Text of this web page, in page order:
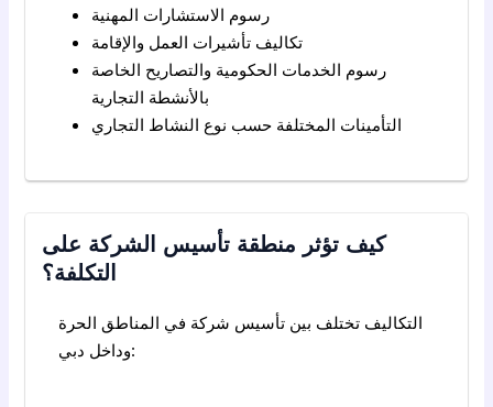
رسوم الاستشارات المهنية
تكاليف تأشيرات العمل والإقامة
رسوم الخدمات الحكومية والتصاريح الخاصة
بالأنشطة التجارية
التأمينات المختلفة حسب نوع النشاط التجاري
كيف تؤثر منطقة تأسيس الشركة على
التكلفة؟
التكاليف تختلف بين تأسيس شركة في المناطق الحرة
وداخل دبي: